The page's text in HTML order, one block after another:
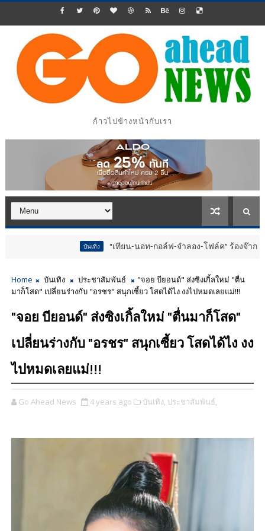
ก้าวไปข้างหน้ากับเรา
“เทียน-นอท-กอล์ฟ-จำลอง-โฟล์ค” ร้องจ๊าก!! อุปกรณ์ม่วนจอ
Home บันเทิง ประชาสัมพันธ์
"จอย​ บียอนด์" ส่งซิงเกิ้ลใหม่ "ตื่น
มาก็โสด" เปลี่ยนร่างกับ​ "อรชร" สนุกเซี้ยว​ โสดได้ไง​ งงไปหมดเลยแม่!!! ​
"จอย​ บียอนด์" ส่งซิงเกิ้ลใหม่ "ตื่นมาก็โสด"
เปลี่ยนร่างกับ​ "อรชร" สนุกเซี้ยว​ โสดได้ไง​ งง
ไปหมดเลยแม่!!! ​
Go Ahead News 4 years ago บันเทิง, ประชาสัมพันธ์,